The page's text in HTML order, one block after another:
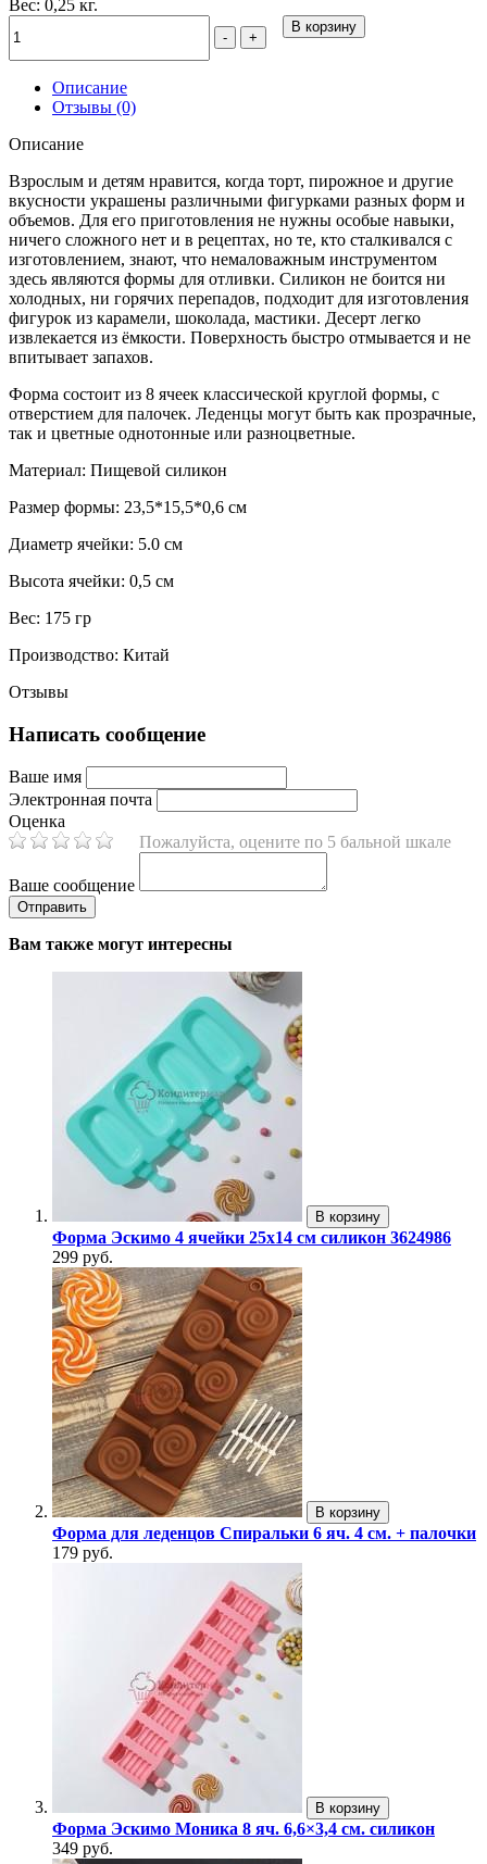
Вес: 0,25 кг.
- +
В корзину
Описание
Отзывы (0)
Описание
Взрослым и детям нравится, когда торт, пирожное и другие
вкусности украшены различными фигурками разных форм и
объемов. Для его приготовления не нужны особые навыки,
ничего сложного нет и в рецептах, но те, кто сталкивался с
изготовлением, знают, что немаловажным инструментом
здесь являются формы для отливки. Силикон не боится ни
холодных, ни горячих перепадов, подходит для изготовления
фигурок из карамели, шоколада, мастики. Десерт легко
извлекается из ёмкости. Поверхность быстро отмывается и не
впитывает запахов.
Форма состоит из 8 ячеек классической круглой формы, с
отверстием для палочек. Леденцы могут быть как прозрачные,
так и цветные однотонные или разноцветные.
Материал: Пищевой силикон
Размер формы: 23,5*15,5*0,6 см
Диаметр ячейки: 5.0 см
Высота ячейки: 0,5 см
Вес: 175 гр
Производство: Китай
Отзывы
Написать сообщение
Ваше имя
Электронная почта
Оценка
Пожалуйста, оцените по 5 бальной шкале
Ваше сообщение
Вам также могут интересны
В корзину
Форма Эскимо 4 ячейки 25х14 см силикон 3624986
299 руб.
В корзину
Форма для леденцов Спиральки 6 яч. 4 см. + палочки
179 руб.
В корзину
Форма Эскимо Моника 8 яч. 6,6×3,4 см. силикон
349 руб.